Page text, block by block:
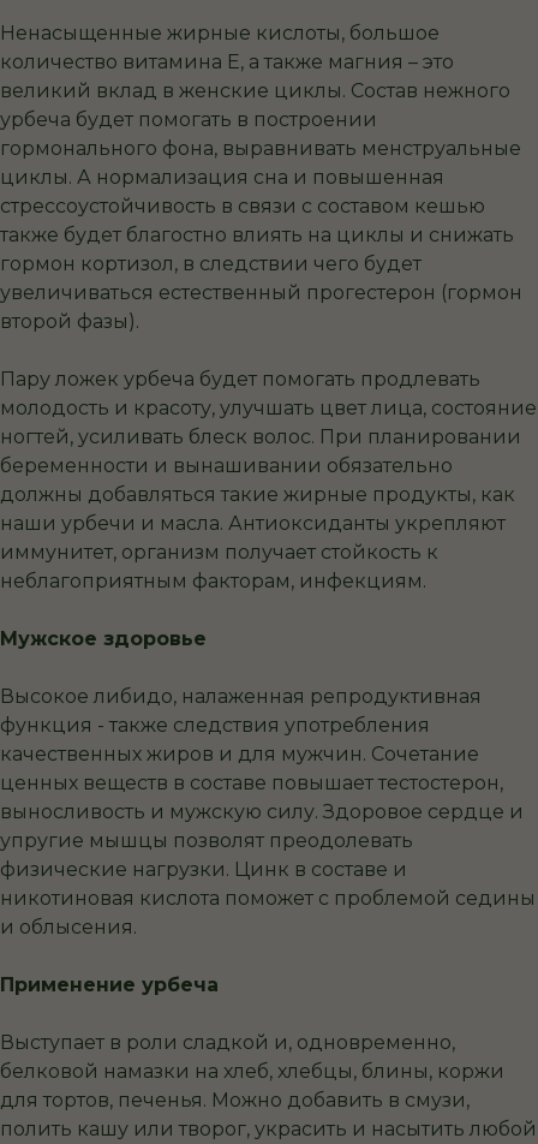
Ненасыщенные жирные кислоты, большое
количество витамина Е, а также магния – это
великий вклад в женские циклы. Состав нежного
урбеча будет помогать в построении
гормонального фона, выравнивать менструальные
циклы. А нормализация сна и повышенная
стрессоустойчивость в связи с составом кешью
также будет благостно влиять на циклы и снижать
гормон кортизол, в следствии чего будет
увеличиваться естественный прогестерон (гормон
второй фазы).
Пару ложек урбеча будет помогать продлевать
молодость и красоту, улучшать цвет лица, состояние
ногтей, усиливать блеск волос. При планировании
беременности и вынашивании обязательно
должны добавляться такие жирные продукты, как
наши урбечи и масла. Антиоксиданты укрепляют
иммунитет, организм получает стойкость к
неблагоприятным факторам, инфекциям.
Мужское здоровье
Высокое либидо, налаженная репродуктивная
функция - также следствия употребления
качественных жиров и для мужчин. Сочетание
ценных веществ в составе повышает тестостерон,
выносливость и мужскую силу. Здоровое сердце и
упругие мышцы позволят преодолевать
физические нагрузки. Цинк в составе и
никотиновая кислота поможет с проблемой седины
и облысения.
Применение урбеча
Выступает в роли сладкой и, одновременно,
белковой намазки на хлеб, хлебцы, блины, коржи
для тортов, печенья. Можно добавить в смузи,
полить кашу или творог, украсить и насытить любой